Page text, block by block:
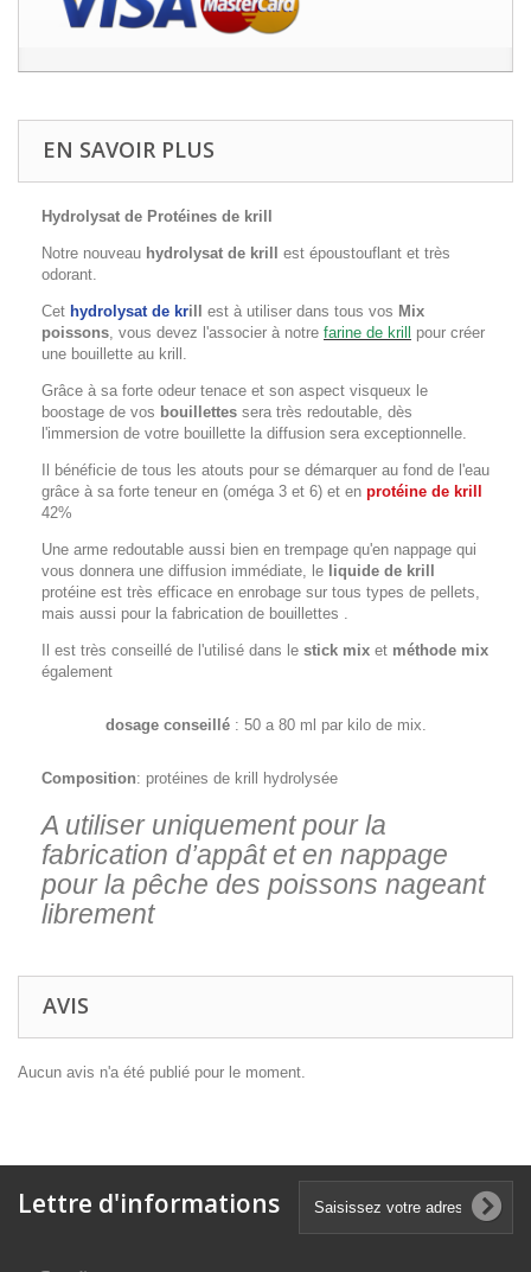
EN SAVOIR PLUS
Hydrolysat de Protéines de krill
Notre nouveau hydrolysat de krill
est époustouflant et très
odorant.
Cet hydrolysat de krill est à utiliser dans tous vos Mix
poissons, vous devez l'associer à notre farine de krill
pour créer
une bouillette au krill.
Grâce à sa forte odeur tenace et son aspect visqueux le
boostage de vos bouillettes sera très redoutable, dès
l'immersion de votre bouillette la diffusion sera exceptionnelle.
Il bénéficie de tous les atouts pour se démarquer au fond de l'eau
grâce à sa forte teneur en (oméga 3 et 6) et en protéine de krill
42%
Une arme redoutable aussi bien en trempage qu'en nappage qui
vous donnera une diffusion immédiate, le liquide de krill
protéine est très efficace en enrobage sur tous types de pellets,
mais aussi pour la fabrication de bouillettes .
Il est très conseillé de l'utilisé dans le stick mix et méthode mix
également
dosage conseillé: 50 a 80 ml par kilo de mix.
Composition: protéines de krill hydrolysée
A utiliser uniquement pour la
fabrication d’appât et en nappage
pour la pêche des poissons nageant
librement
AVIS
Aucun avis n'a été publié pour le moment.
Lettre d'informations